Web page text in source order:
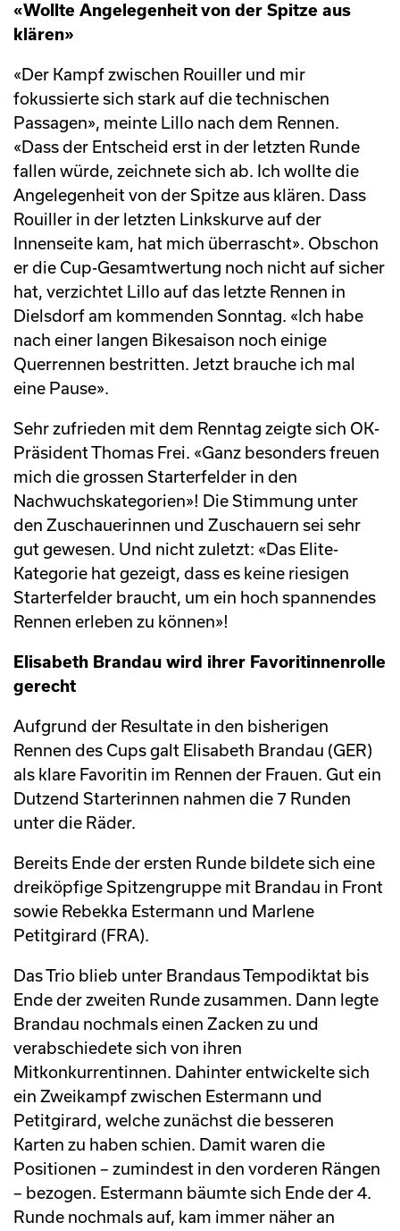
«Wollte Angelegenheit von der Spitze aus
klären»
«Der Kampf zwischen Rouiller und mir
fokussierte sich stark auf die technischen
Passagen», meinte Lillo nach dem Rennen.
«Dass der Entscheid erst in der letzten Runde
fallen würde, zeichnete sich ab. Ich wollte die
Angelegenheit von der Spitze aus klären. Dass
Rouiller in der letzten Linkskurve auf der
Innenseite kam, hat mich überrascht». Obschon
er die Cup-Gesamtwertung noch nicht auf sicher
hat, verzichtet Lillo auf das letzte Rennen in
Dielsdorf am kommenden Sonntag. «Ich habe
nach einer langen Bikesaison noch einige
Querrennen bestritten. Jetzt brauche ich mal
eine Pause».
Sehr zufrieden mit dem Renntag zeigte sich OK-
Präsident Thomas Frei. «Ganz besonders freuen
mich die grossen Starterfelder in den
Nachwuchskategorien»! Die Stimmung unter
den Zuschauerinnen und Zuschauern sei sehr
gut gewesen. Und nicht zuletzt: «Das Elite-
Kategorie hat gezeigt, dass es keine riesigen
Starterfelder braucht, um ein hoch spannendes
Rennen erleben zu können»!
Elisabeth Brandau wird ihrer Favoritinnenrolle
gerecht
Aufgrund der Resultate in den bisherigen
Rennen des Cups galt Elisabeth Brandau (GER)
als klare Favoritin im Rennen der Frauen. Gut ein
Dutzend Starterinnen nahmen die 7 Runden
unter die Räder.
Bereits Ende der ersten Runde bildete sich eine
dreiköpfige Spitzengruppe mit Brandau in Front
sowie Rebekka Estermann und Marlene
Petitgirard (FRA).
Das Trio blieb unter Brandaus Tempodiktat bis
Ende der zweiten Runde zusammen. Dann legte
Brandau nochmals einen Zacken zu und
verabschiedete sich von ihren
Mitkonkurrentinnen. Dahinter entwickelte sich
ein Zweikampf zwischen Estermann und
Petitgirard, welche zunächst die besseren
Karten zu haben schien. Damit waren die
Positionen – zumindest in den vorderen Rängen
– bezogen. Estermann bäumte sich Ende der 4.
Runde nochmals auf, kam immer näher an